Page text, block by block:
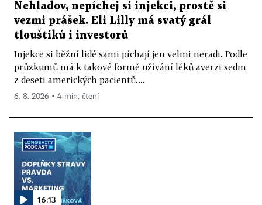
Nehladov, nepíchej si injekci, prostě si
vezmi prášek. Eli Lilly má svatý grál
tlouštíků i investorů
Injekce si běžní lidé sami píchají jen velmi neradi. Podle
průzkumů má k takové formě užívání léků averzi sedm
z deseti amerických pacientů....
6. 8. 2026 ▪ 4 min. čtení
16:13